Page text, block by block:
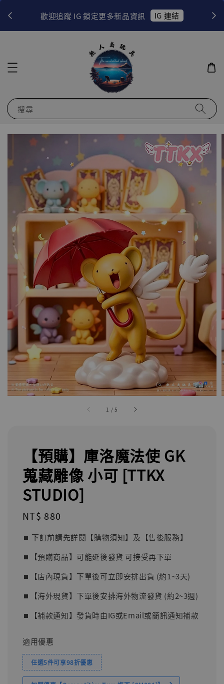
歡迎追蹤 IG 鎖定更多新品資訊 IG 連結
搜尋
1 /5
【預購】庫洛魔法使 GK
蒐藏雕像 小可 [TTKX
STUDIO]
Regular
NT$ 880
⏹︎ 下訂前請先詳閱【購物須知】及【售後服務】
⏹︎【預購商品】可能延後發貨 可接受再下單
⏹︎【店內現貨】下單後可立即安排出貨 (約1~3天)
⏹︎【海外現貨】下單後安排海外物流發貨 (約2~3週)
⏹︎【補款通知】發貨時由IG或Email或簡訊通知補款
適用優惠
任選5件可享98折優惠